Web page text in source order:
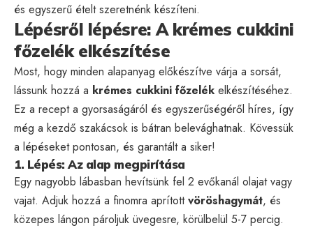
és egyszerű ételt szeretnénk készíteni.
Lépésről lépésre: A krémes cukkini
főzelék elkészítése
Most, hogy minden alapanyag előkészítve várja a sorsát,
lássunk hozzá a krémes cukkini főzelék elkészítéséhez.
Ez a recept a gyorsaságáról és egyszerűségéről híres, így
még a kezdő szakácsok is bátran belevághatnak. Kövessük
a lépéseket pontosan, és garantált a siker!
1. Lépés: Az alap megpirítása
Egy nagyobb lábasban hevítsünk fel 2 evőkanál olajat vagy
vajat. Adjuk hozzá a finomra aprítottvöröshagymát, és
közepes lángon pároljuk üvegesre, körülbelül 5-7 percig.